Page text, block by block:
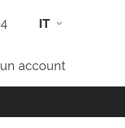
IT
account